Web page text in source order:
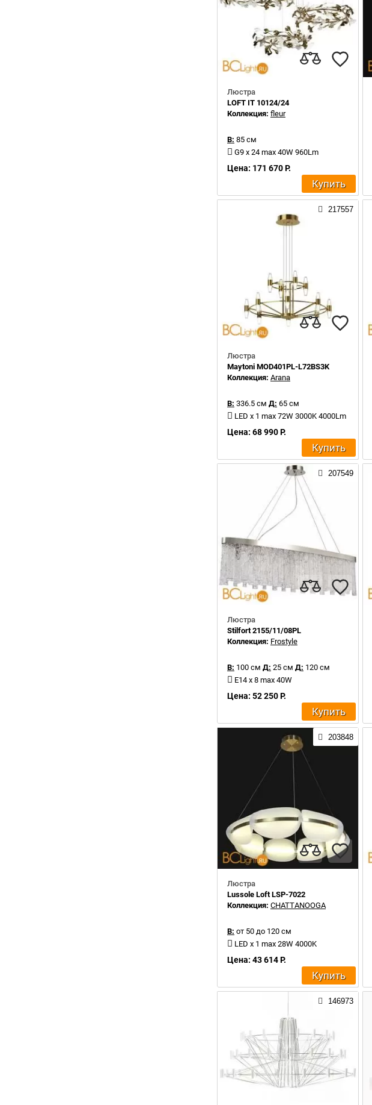
Люстра
LOFT IT 10124/24
Коллекция: fleur
В: 85 см
G9 x 24 max 40W 960Lm
Цена: 171 670 Р.
Купить
217557
Люстра
Maytoni MOD401PL-L72BS3K
Коллекция: Arana
В: 336.5 см Д: 65 см
LED x 1 max 72W 3000K 4000Lm
Цена: 68 990 Р.
Купить
207549
Люстра
Stilfort 2155/11/08PL
Коллекция: Frostyle
В: 100 см Д: 25 см Д: 120 см
E14 x 8 max 40W
Цена: 52 250 Р.
Купить
203848
Люстра
Lussole Loft LSP-7022
Коллекция: CHATTANOOGA
В: от 50 до 120 см
LED x 1 max 28W 4000K
Цена: 43 614 Р.
Купить
146973